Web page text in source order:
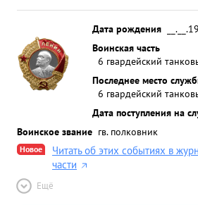
Дата рождения
Воинская часть
6 гвардейский
Последнее место
6 гвардейский
Дата поступления на
Воинское звание гв. полковник
Новое
Читать об этих событиях в
части
Ещё